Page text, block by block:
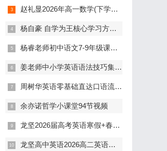
赵礼显2026年高一数学(下学期)寒春联报班
杨自豪 自学为王核心学习方法课33讲
杨睿老师初中语文7-9年级课内文言文精讲(含电子讲义)
姜老师中小学英语语法技巧集训课程(114节 含资料)
周树华英语零基础直达口语流利201节全集(含电子讲义)
余亦诺哲学小课堂94节视频
龙坚2026届高考英语寒假+春季课(二三轮)
龙坚高中英语2026高二英语下学期寒春班